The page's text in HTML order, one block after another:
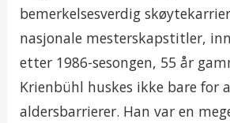
bemerkelsesverdig
nasjonale mesterskapstitler,
etter 1986-sesongen, 55 år
Krienbühl huskes ikke bare for
aldersbarrierer. Han var en